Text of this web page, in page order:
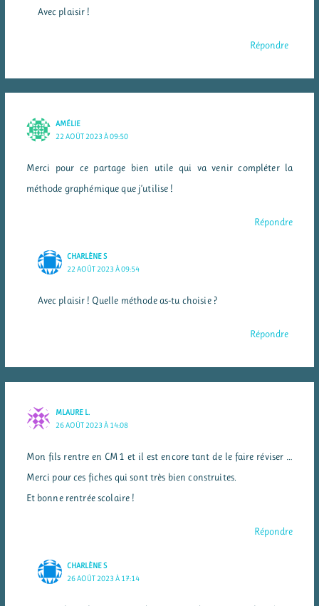
Avec plaisir !
Répondre
AMÉLIE
22 AOÛT 2023 À 09:50
Merci pour ce partage bien utile qui va venir compléter la
méthode graphémique que j’utilise !
Répondre
CHARLÈNE S
22 AOÛT 2023 À 09:54
Avec plaisir ! Quelle méthode as-tu choisie ?
Répondre
MLAURE L.
26 AOÛT 2023 À 14:08
Mon fils rentre en CM1 et il est encore tant de le faire réviser …
Merci pour ces fiches qui sont très bien construites.
Et bonne rentrée scolaire !
Répondre
CHARLÈNE S
26 AOÛT 2023 À 17:14